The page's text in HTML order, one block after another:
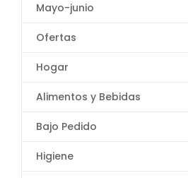
Mayo-junio
Ofertas
Hogar
Alimentos y Bebidas
Bajo Pedido
Higiene